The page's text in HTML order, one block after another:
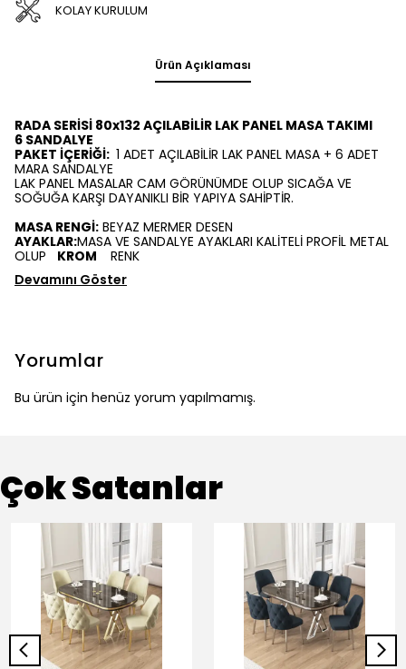
KOLAY KURULUM
Ürün Açıklaması
RADA SERİSİ 80x132 AÇILABİLİR LAK PANEL MASA TAKIMI
6 SANDALYE
PAKET İÇERİĞİ: 1 ADET AÇILABİLİR LAK PANEL MASA + 6 ADET
MARA SANDALYE
LAK PANEL MASALAR CAM GÖRÜNÜMDE OLUP SICAĞA VE
SOĞUĞA KARŞI DAYANIKLI BİR YAPIYA SAHİPTİR.
MASA RENGİ: BEYAZ MERMER DESEN
AYAKLAR:MASA VE SANDALYE AYAKLARI KALİTELİ PROFİL METAL
OLUP KROM
RENK
Devamını Göster
Yorumlar
Bu ürün için henüz yorum yapılmamış.
Çok Satanlar